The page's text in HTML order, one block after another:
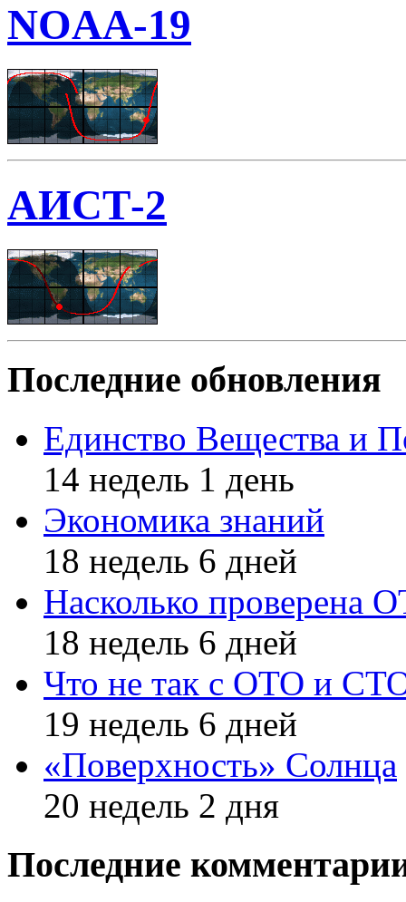
NOAA-19
АИСТ-2
Последние обновления
Единство Вещества и
14 недель 1 день
Экономика знаний
18 недель 6 дней
Насколько проверена
18 недель 6 дней
Что не так с ОТО и
19 недель 6 дней
«Поверхность» Солнца
20 недель 2 дня
Последние